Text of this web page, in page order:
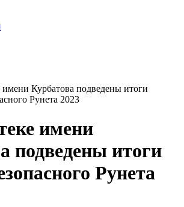
Курбатова подведены итоги
Рунета 2023
имени
подведены итоги
Рунета